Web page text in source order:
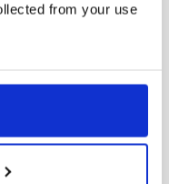
from your use